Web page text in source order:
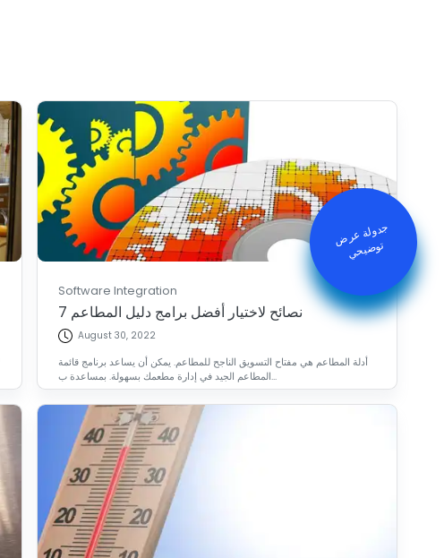
Software Integration
7 نصائح لاختيار أفضل برامج دليل المطاعم
August 30, 2022
أدلة المطاعم هي مفتاح التسويق الناجح للمطاعم. يمكن أن يساعد برنامج قائمة
المطاعم الجيد في إدارة مطعمك بسهولة. بمساعدة ب...
جدولة عرض
توض
يح
ي